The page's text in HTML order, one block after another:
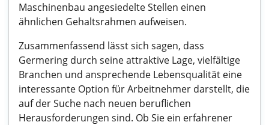
Maschinenbau angesiedelte Stellen einen
ähnlichen Gehaltsrahmen aufweisen.
Zusammenfassend lässt sich sagen, dass
Germering durch seine attraktive Lage, vielfältige
Branchen und ansprechende Lebensqualität eine
interessante Option für Arbeitnehmer darstellt, die
auf der Suche nach neuen beruflichen
Herausforderungen sind. Ob Sie ein erfahrener